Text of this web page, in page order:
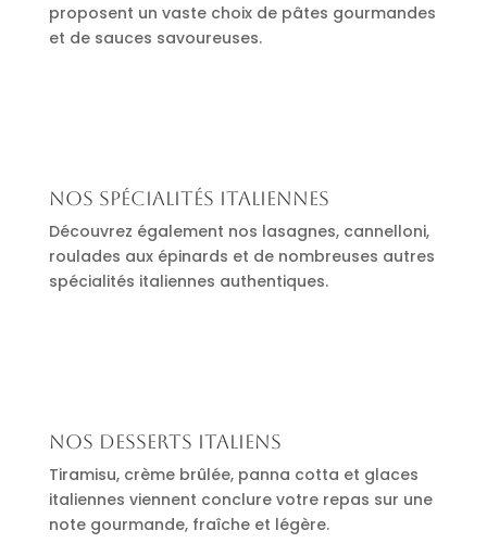
proposent un vaste choix de pâtes gourmandes
et de sauces savoureuses.
Nos spécialités italiennes
Découvrez également nos lasagnes, cannelloni,
roulades aux épinards et de nombreuses autres
spécialités italiennes authentiques.
Nos desserts italiens
Tiramisu, crème brûlée, panna cotta et glaces
italiennes viennent conclure votre repas sur une
note gourmande, fraîche et légère.